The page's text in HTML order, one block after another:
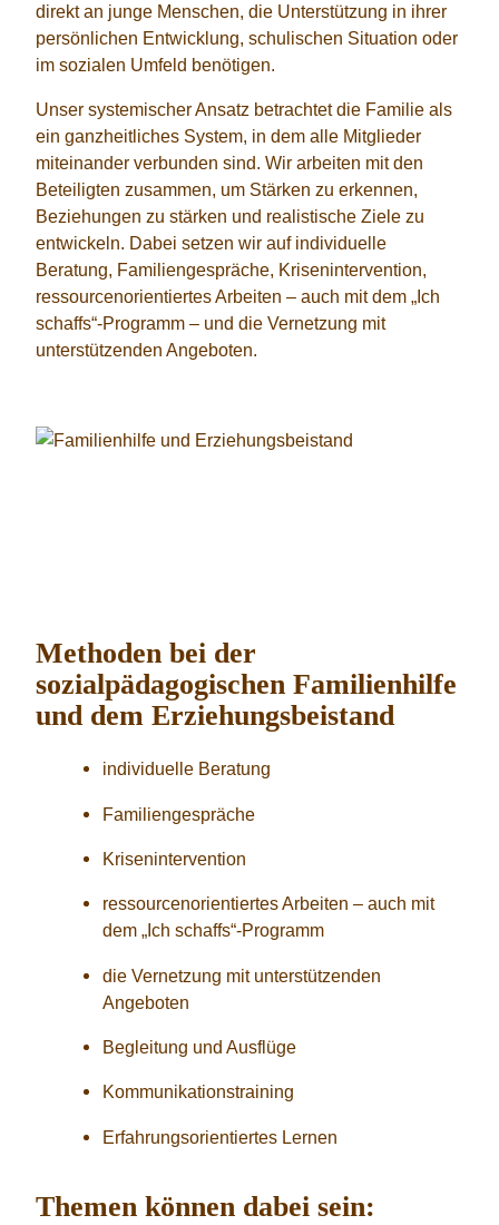
direkt an junge Menschen, die Unterstützung in ihrer
persönlichen Entwicklung, schulischen Situation oder
im sozialen Umfeld benötigen.
Unser systemischer Ansatz betrachtet die Familie als
ein ganzheitliches System, in dem alle Mitglieder
miteinander verbunden sind. Wir arbeiten mit den
Beteiligten zusammen, um Stärken zu erkennen,
Beziehungen zu stärken und realistische Ziele zu
entwickeln. Dabei setzen wir auf individuelle
Beratung, Familiengespräche, Krisenintervention,
ressourcenorientiertes Arbeiten – auch mit dem „Ich
schaffs“-Programm – und die Vernetzung mit
unterstützenden Angeboten.
Methoden bei der
sozialpädagogischen Familienhilfe
und dem Erziehungsbeistand
individuelle Beratung
Familiengespräche
Krisenintervention
ressourcenorientiertes Arbeiten – auch mit
dem „Ich schaffs“-Programm
die Vernetzung mit unterstützenden
Angeboten
Begleitung und Ausflüge
Kommunikationstraining
Erfahrungsorientiertes Lernen
Themen können dabei sein: